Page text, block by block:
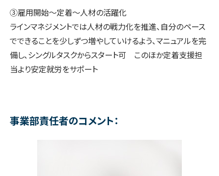
③雇用開始～定着～人材の活躍化
ラインマネジメントでは人材の戦力化を推進、自分のペース
でできることを少しずつ増やしていけるよう、マニュアルを完
備し、シングルタスクからスタート可 このほか定着支援担
当より安定就労をサポート
事業部責任者のコメント：